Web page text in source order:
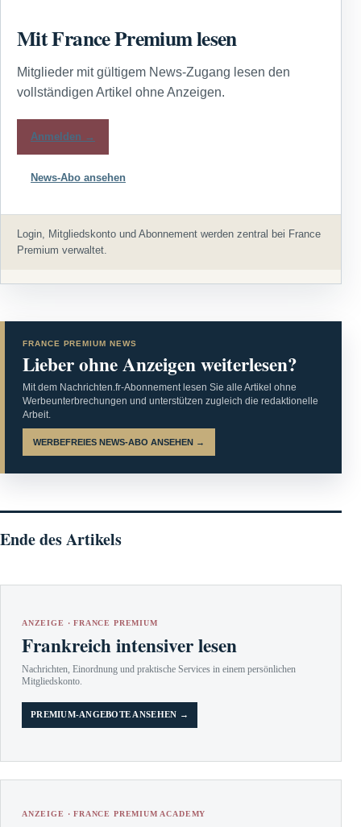
Mit France Premium lesen
Mitglieder mit gültigem News-Zugang lesen den
vollständigen Artikel ohne Anzeigen.
Anmelden →
News-Abo ansehen
Login, Mitgliedskonto und Abonnement werden zentral bei France
Premium verwaltet.
FRANCE PREMIUM NEWS
Lieber ohne Anzeigen weiterlesen?
Mit dem Nachrichten.fr-Abonnement lesen Sie alle Artikel ohne
Werbeunterbrechungen und unterstützen zugleich die redaktionelle
Arbeit.
WERBEFREIES NEWS-ABO ANSEHEN →
Ende des Artikels
ANZEIGE · FRANCE PREMIUM
Frankreich intensiver lesen
Nachrichten, Einordnung und praktische Services in einem persönlichen
Mitgliedskonto.
PREMIUM-ANGEBOTE ANSEHEN →
ANZEIGE · FRANCE PREMIUM ACADEMY